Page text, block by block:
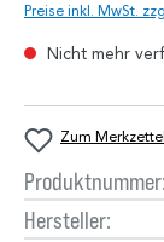
Preise inkl. MwSt.
Nicht mehr
Zum
Produktnummer:
Hersteller: